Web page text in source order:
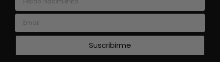
Email
Suscribirme